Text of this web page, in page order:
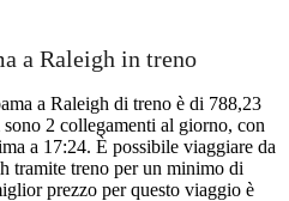
a Raleigh in treno
a Raleigh di treno è di 788,23
2 collegamenti al giorno, con
a 17:24. È possibile viaggiare da
tramite treno per un minimo di
prezzo per questo viaggio è